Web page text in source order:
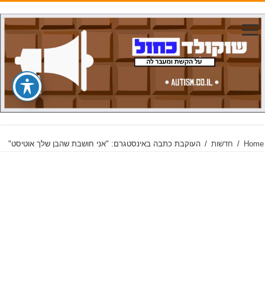
Home
/ חדשות / העוקבת כתבה באינסטגרם: "אני חושבת שהבן שלך אוטיסט"